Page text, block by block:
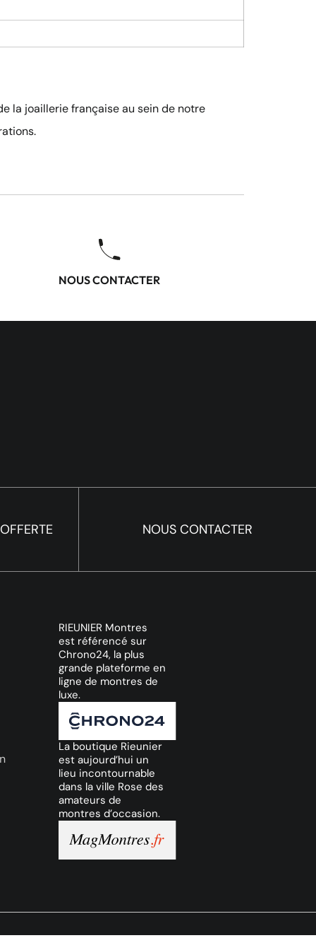
la joaillerie française au sein de notre
NOUS CONTACTER
NOUS CONTACTER
RIEUNIER Montres
est référencé sur
Chrono24, la plus
grande plateforme en
ligne de montres de
luxe.
La boutique Rieunier
est aujourd’hui un
lieu incontournable
dans la ville Rose des
amateurs de
montres d’occasion.